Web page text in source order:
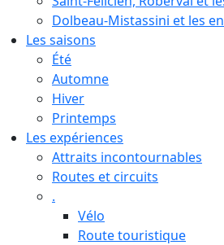
Dolbeau-Mistassini et les
Les saisons
Été
Automne
Hiver
Printemps
Les expériences
Attraits incontournables
Routes et circuits
.
Vélo
Route touristique